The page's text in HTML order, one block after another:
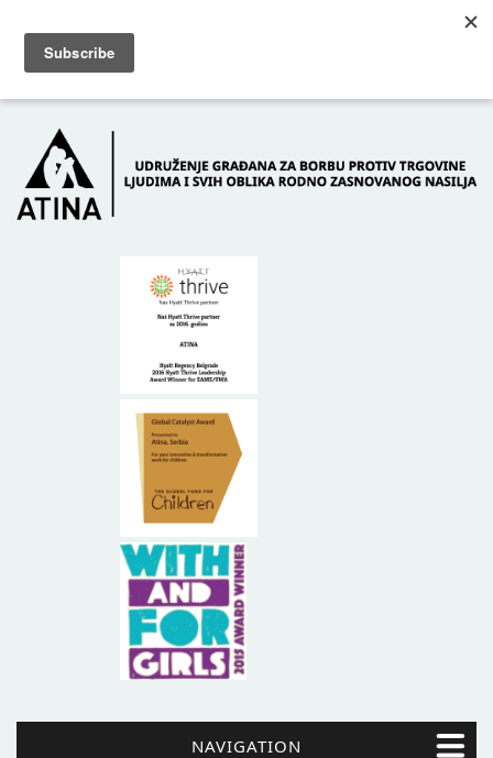
POČETNA O NAMA
NAVIGATION